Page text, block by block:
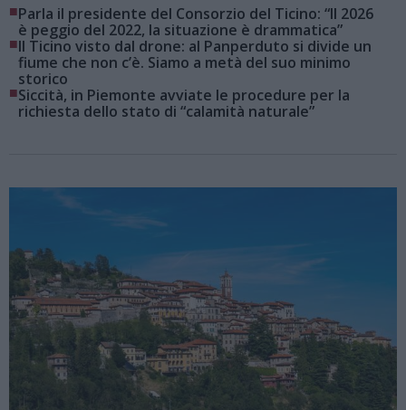
■Parla il presidente del Consorzio del Ticino: “Il 2026
è peggio del 2022, la situazione è drammatica”
■Il Ticino visto dal drone: al Panperduto si divide un
fiume che non c’è. Siamo a metà del suo minimo
storico
■Siccità, in Piemonte avviate le procedure per la
richiesta dello stato di “calamità naturale”